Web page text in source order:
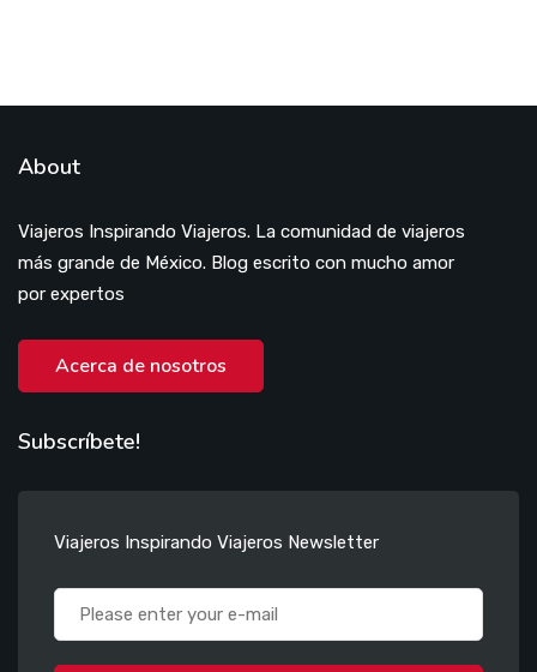
About
Viajeros Inspirando Viajeros. La comunidad de viajeros
más grande de México. Blog escrito con mucho amor
por expertos
Acerca de nosotros
Subscríbete!
Viajeros Inspirando Viajeros Newsletter